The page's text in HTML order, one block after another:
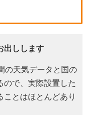
出しします
の天気データと国の
ので、実際設置した
とはほとんどあり